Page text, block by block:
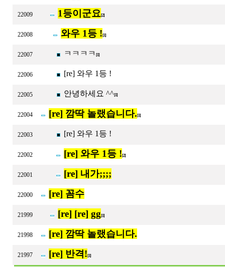
22009 1등이군요[2]
22008 와우 1등 ! [1]
22007 ㅋㅋㅋㅋ [1]
22006 [re] 와우 1등 !
22005 안녕하세요 ^^[1]
22004 [re] 깜딱 놀랬습니다. [1]
22003 [re] 와우 1등 !
22002 [re] 와우 1등 ! [2]
22001 [re] 내가;;;;
22000 [re] 꼼수
21999 [re] [re] gg[1]
21998 [re] 깜딱 놀랬습니다.
21997 [re] 반격! [1]